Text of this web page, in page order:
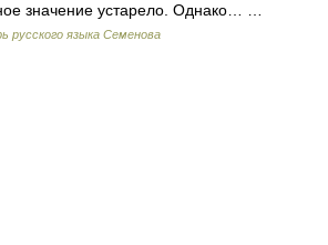
значение устарело. Однако… …
русского языка Семенова